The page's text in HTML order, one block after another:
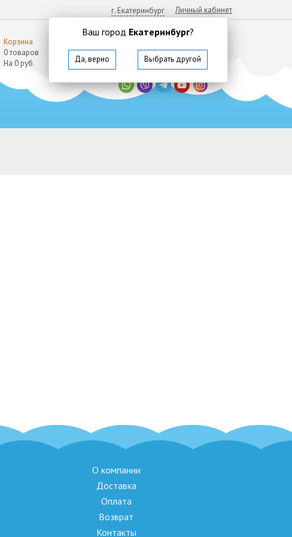
Личный кабинет
г. Екатеринбург
Ваш город Екатеринбург?
Да, верно Выбрать другой
Корзина
0 товаров
На 0 руб.
8(800)350 64 57
Звонок бесплатный
О компании
Доставка
Оплата
Возврат
Контакты